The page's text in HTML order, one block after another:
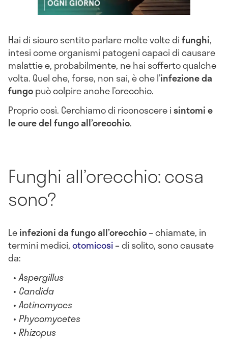
Hai di sicuro sentito parlare molte volte difunghi,
intesi come organismi patogeni capaci di causare
malattie e, probabilmente, ne hai sofferto qualche
volta. Quel che, forse, non sai, è che l’infezione da
fungopuò colpire anche l’orecchio.
Proprio così. Cerchiamo di riconoscere isintomi e
le cure del fungo all’orecchio.
Funghi all’orecchio: cosa
sono?
Leinfezioni da fungo all’orecchio– chiamate, in
termini medici,otomicosi–di solito, sono causate
da:
Aspergillus
Candida
Actinomyces
Phycomycetes
Rhizopus